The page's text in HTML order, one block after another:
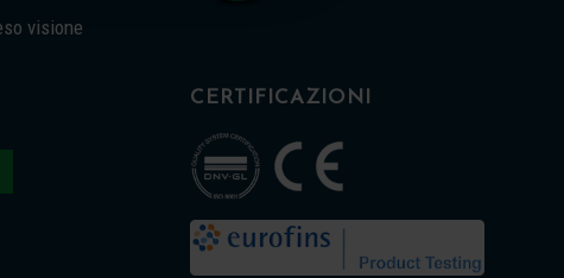
visione
CERTIFICAZIONI